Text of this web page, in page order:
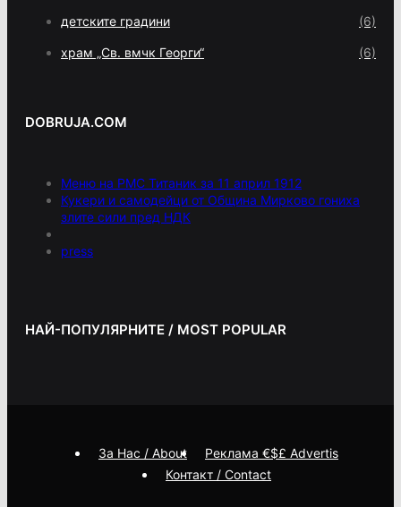
детските градини (6)
храм „Св. вмчк Георги“ (6)
DOBRUJA.COM
Меню на РМС Титаник за 11 април 1912
Кукери и самодейци от Община Мирково гониха
злите сили пред НДК
press
НАЙ-ПОПУЛЯРНИТЕ / MOST POPULAR
За Нас / About
Реклама €$£ Advertis
Контакт / Contact